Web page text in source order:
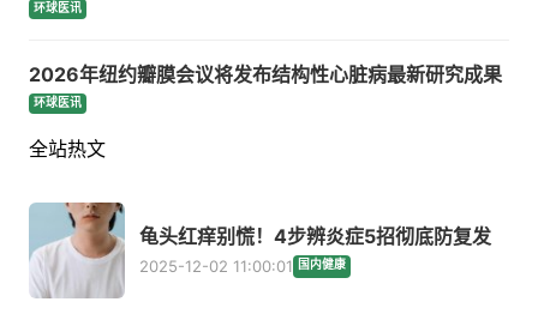
环球医讯
2026年纽约瓣膜会议将发布结构性心脏病最新研究成果
环球医讯
全站热文
龟头红痒别慌！4步辨炎症5招彻底防复发
2025-12-02 11:00:01 国内健康